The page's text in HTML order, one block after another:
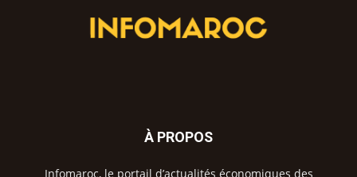
À PROPOS
Infomaroc, le portail d’actualités économiques des